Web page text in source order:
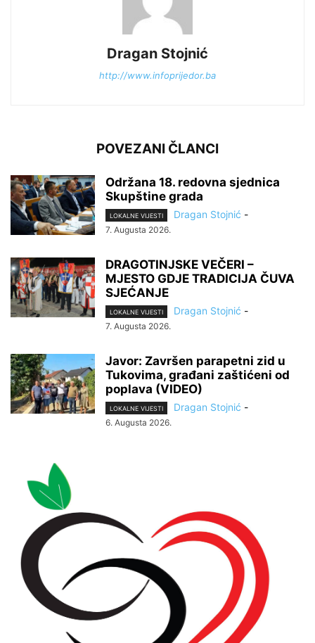
Dragan Stojnić
http://www.infoprijedor.ba
POVEZANI ČLANCI
Održana 18. redovna sjednica
Skupštine grada
LOKALNE VIJESTI Dragan Stojnić -
7. Augusta 2026.
DRAGOTINJSKE VEČERI –
MJESTO GDJE TRADICIJA ČUVA
SJEĆANJE
LOKALNE VIJESTI Dragan Stojnić -
7. Augusta 2026.
Javor: Završen parapetni zid u
Tukovima, građani zaštićeni od
poplava (VIDEO)
LOKALNE VIJESTI Dragan Stojnić -
6. Augusta 2026.